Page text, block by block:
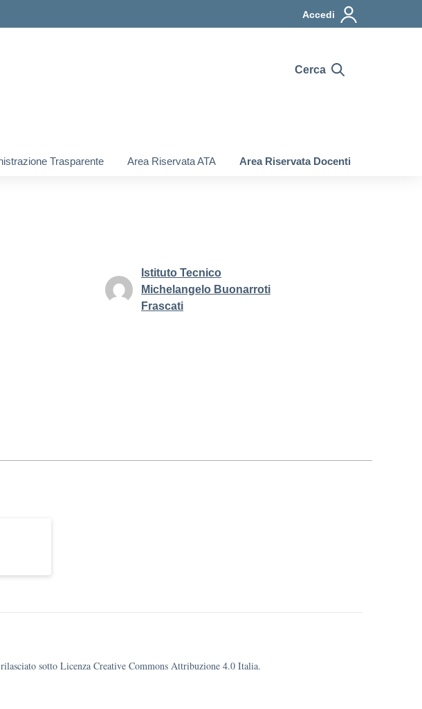
Accedi
Cerca
Trasparente Area Riservata ATA Area Riservata Docenti
Istituto Tecnico
Michelangelo Buonarroti
Frascati
sotto Licenza Creative Commons Attribuzione 4.0 Italia.